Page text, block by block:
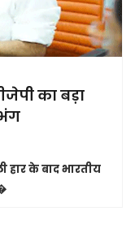
का बड़ा
हार के बाद भारतीय